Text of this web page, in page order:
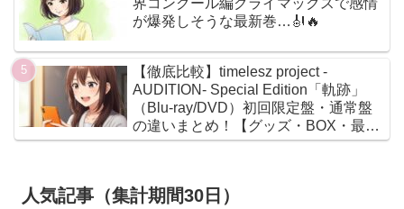
界コンクール編クライマックスで感情
が爆発しそうな最新巻…🎻🔥
【徹底比較】timelesz project -
AUDITION- Special Edition「軌跡」
（Blu-ray/DVD）初回限定盤・通常盤
の違いまとめ！【グッズ・BOX・最安
値】
人気記事（集計期間30日）